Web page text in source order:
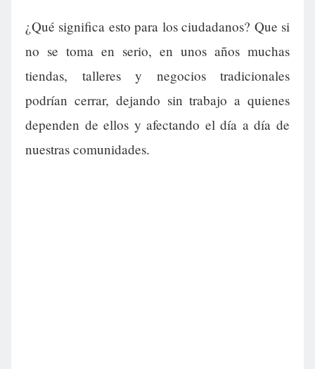
¿Qué significa esto para los ciudadanos? Que si
no se toma en serio, en unos años muchas
tiendas, talleres y negocios tradicionales
podrían cerrar, dejando sin trabajo a quienes
dependen de ellos y afectando el día a día de
nuestras comunidades.